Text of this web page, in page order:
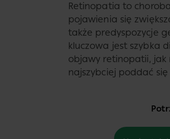
Retinopatia to
pojawienia się
także predyspozycje
kluczowa jest szybka
objawy retinopatii, jak
najszybciej poddać